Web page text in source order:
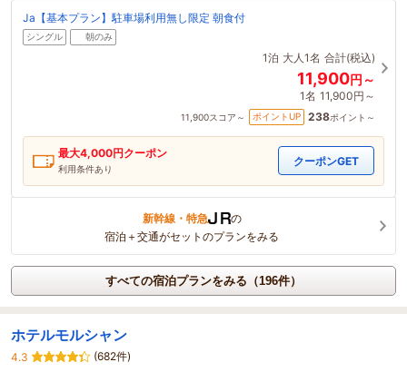
Ja【基本プラン】駐車場利用無し限定 朝食付
シングル 朝のみ
1泊 大人1名 合計(税込)
11,900円～
1名 11,900円～
11,900スコア～ ポイントUP 238ポイント～
最大4,000円クーポン
利用条件あり
クーポンGET
新幹線・特急
の
宿泊＋交通がセットのプランをみる
すべての宿泊プランをみる（196件）
ホテルモルシャン
4.3
(682件)